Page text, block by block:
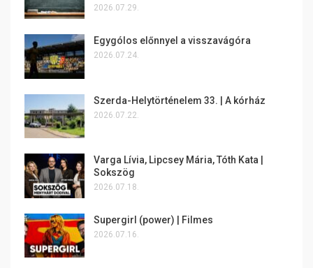
2026.07.29.
Egygólos előnnyel a visszavágóra
2026.07.24.
Szerda-Helytörténelem 33. | A kórház
2026.07.22.
Varga Lívia, Lipcsey Mária, Tóth Kata |
Sokszög
2026.07.18.
Supergirl (power) | Filmes
2026.07.16.